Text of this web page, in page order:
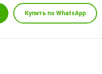
Купить по WhatsApp